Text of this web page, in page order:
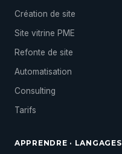
Création de site
Site vitrine PME
Refonte de site
Automatisation
Consulting
Tarifs
APPRENDRE · LANGAGES